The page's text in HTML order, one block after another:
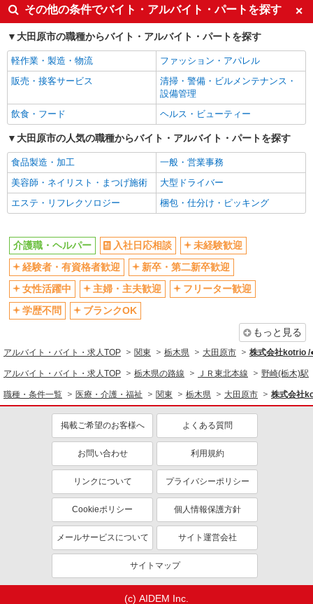
同じ特徴から野崎(栃木)駅の求人を探す
入社日応相談
未経験歓迎
経験者・有資格者歓迎
新卒・第二新卒歓迎
女性活躍中
主婦・主夫歓迎
学歴不問
ブランクOK
ミドル（40代～）活躍中
エルダー（50代～）活躍中
シニア（60代～）活躍中
高収入・高額
ボーナス・賞与あり
昇給あり
完全週休2日制
フルタイム歓迎
禁煙・分煙
駅直結・駅チカ
車通勤OK
残業少なめ（月20h未満）
交通費支給
社会保険あり
産休・育休取得実績あり
退職金・財形貯蓄制度あり
各種手当（家族・役職・インセン
資格取得支援制度あり
同じ職種から求人を探す
医療・介護・福祉
介護職・ヘルパー
同じ特徴から求人を探す
未経験歓迎
ミドル（40代～）活躍中
ボーナス・賞与あり
車通勤OK
社会保険あり
産休・育休取得実績あり
その他の条件でバイト・アルバイト・パートを探す
大田原市の職種からバイト・アルバイト・パートを探す
軽作業・製造・物流
ファッション・アパレル
販売・接客サービス
清掃・警備・ビルメンテナンス・
設備管理
飲食・フード
ヘルス・ビューティー
大田原市の人気の職種からバイト・アルバイト・パートを探す
食品製造・加工
一般・営業事務
美容師・ネイリスト・まつげ施術
大型ドライバー
エステ・リフレクソロジー
梱包・仕分け・ピッキング
介護職・ヘルパー 入社日応相談
未経験歓迎
経験者・有資格者歓迎
新卒・第二新卒歓迎
女性活躍中
主婦・主夫歓迎
フリーター歓迎
学歴不問
ブランクOK
もっと見る
アルバイト・バイト・求人TOP 関東 栃木県 大田原市 株式会社kotrio /
アルバイト・バイト・求人TOP 栃木県の路線 ＪＲ東北本線 野崎(栃木)駅
職種・条件一覧 医療・介護・福祉 関東 栃木県 大田原市 株式会社
掲載ご希望のお客様へ よくある質問
お問い合わせ 利用規約
リンクについて プライバシーポリシー
Cookieポリシー 個人情報保護方針
メールサービスについて サイト運営会社
サイトマップ
(c) AIDEM Inc.